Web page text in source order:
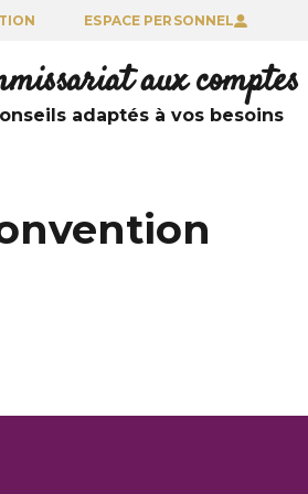
ESPACE PERSONNEL
aux comptes
adaptés à vos besoins